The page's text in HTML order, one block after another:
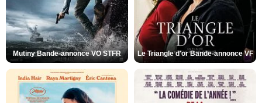
Mutiny Bande-annonce VO STFR Le Triangle d'or Bande-annonce VF